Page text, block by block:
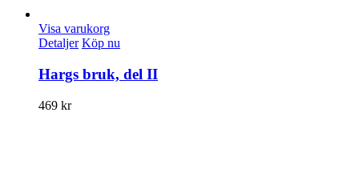
Visa varukorg
Detaljer Köp nu
Hargs bruk, del II
469 kr